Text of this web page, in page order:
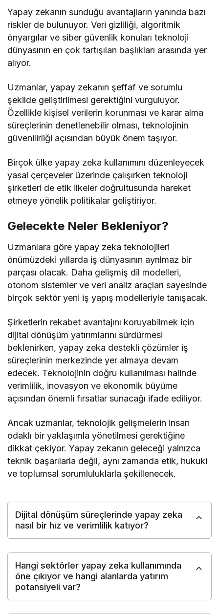
Yapay zekanın sunduğu avantajların yanında bazı
riskler de bulunuyor. Veri gizliliği, algoritmik
önyargılar ve siber güvenlik konuları teknoloji
dünyasının en çok tartışılan başlıkları arasında yer
alıyor.
Uzmanlar, yapay zekanın şeffaf ve sorumlu
şekilde geliştirilmesi gerektiğini vurguluyor.
Özellikle kişisel verilerin korunması ve karar alma
süreçlerinin denetlenebilir olması, teknolojinin
güvenilirliği açısından büyük önem taşıyor.
Birçok ülke yapay zeka kullanımını düzenleyecek
yasal çerçeveler üzerinde çalışırken teknoloji
şirketleri de etik ilkeler doğrultusunda hareket
etmeye yönelik politikalar geliştiriyor.
Gelecekte Neler Bekleniyor?
Uzmanlara göre yapay zeka teknolojileri
önümüzdeki yıllarda iş dünyasının ayrılmaz bir
parçası olacak. Daha gelişmiş dil modelleri,
otonom sistemler ve veri analiz araçları sayesinde
birçok sektör yeni iş yapış modelleriyle tanışacak.
Şirketlerin rekabet avantajını koruyabilmek için
dijital dönüşüm yatırımlarını sürdürmesi
beklenirken, yapay zeka destekli çözümler iş
süreçlerinin merkezinde yer almaya devam
edecek. Teknolojinin doğru kullanılması halinde
verimlilik, inovasyon ve ekonomik büyüme
açısından önemli fırsatlar sunacağı ifade ediliyor.
Ancak uzmanlar, teknolojik gelişmelerin insan
odaklı bir yaklaşımla yönetilmesi gerektiğine
dikkat çekiyor. Yapay zekanın geleceği yalnızca
teknik başarılarla değil, aynı zamanda etik, hukuki
ve toplumsal sorumluluklarla şekillenecek.
Dijital dönüşüm süreçlerinde yapay zeka
nasıl bir hız ve verimlilik katıyor?
Hangi sektörler yapay zeka kullanımında
öne çıkıyor ve hangi alanlarda yatırım
potansiyeli var?